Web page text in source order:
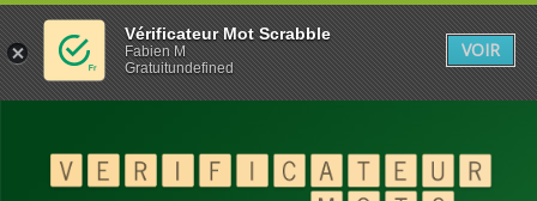
Vérificateur Mot Scrabble
Fabien M
Gratuitundefined
VOIR